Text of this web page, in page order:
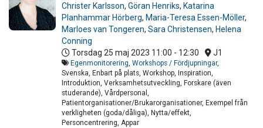
Christer Karlsson, Göran Henriks, Katarina
Planhammar Hörberg, Maria-Teresa Essen-Möller,
Marloes van Tongeren, Sara Christensen, Helena
Conning
Torsdag 25 maj 2023 11:00 - 12:30 J1
Egenmonitorering Workshops / Fördjupningar,
Svenska, Enbart på plats, Workshop, Inspiration,
Introduktion, Verksamhetsutveckling, Forskare (även
studerande), Vårdpersonal,
Patientorganisationer/Brukarorganisationer, Exempel från
verkligheten (goda/dåliga), Nytta/effekt,
Personcentrering, Appar